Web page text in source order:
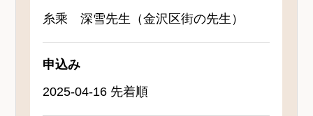
糸乘 深雪先生（金沢区街の先生）
申込み
2025-04-16 先着順